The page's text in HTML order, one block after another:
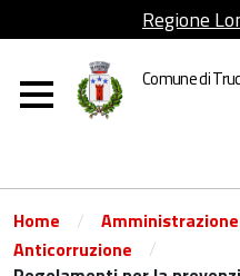
Regione
Comune di
Home /
Anticorruzione /